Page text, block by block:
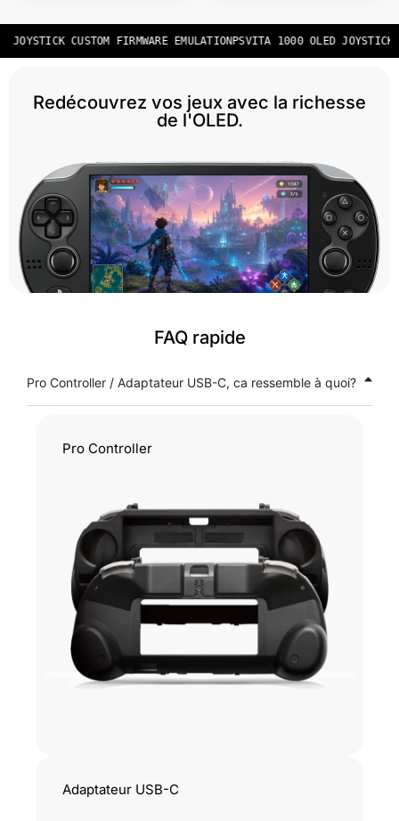
CUSTOM FIRMWARE EMULATIONPSVITA 1000 OLED JOYSTICK
Redécouvrez vos jeux avec la richesse
de l'OLED.
FAQ rapide
Pro Controller / Adaptateur USB-C, ca ressemble à quoi?
Pro Controller
Adaptateur USB-C